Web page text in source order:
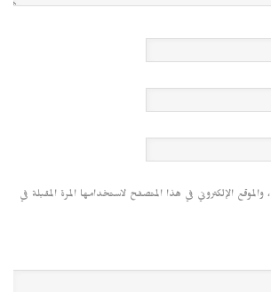
الإلكتروني في هذا المتصفح لاستخدامها المرة المقبلة في